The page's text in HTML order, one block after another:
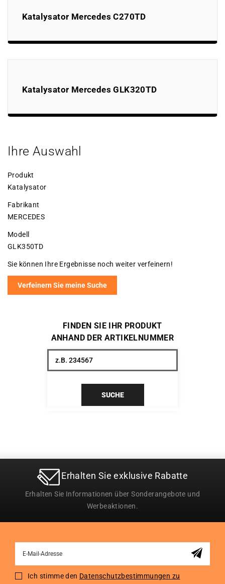
Katalysator Mercedes C270TD
Katalysator Mercedes GLK320TD
Ihre Auswahl
Produkt
Katalysator
Fabrikant
MERCEDES
Modell
GLK350TD
Sie können Ihre Ergebnisse noch weiter verfeinern!
Verfeinern Sie meine Suche
FINDEN SIE IHR PRODUKT
ANHAND DER ARTIKELNUMMER
SUCHE
Erhalten Sie exklusive Rabatte
Erhalten Sie Informationen über Sonderangebote und
Werbeaktionen.
for
Ich stimme den Datenschutzbestimmungen zu